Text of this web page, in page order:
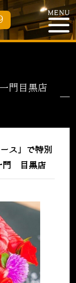
門目黒店
ス」で特別
門 目黒店